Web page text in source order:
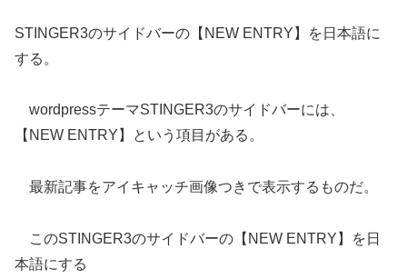
STINGER3のサイドバーの【NEW ENTRY】を日本語に
する。
wordpressテーマSTINGER3のサイドバーには、
【NEW ENTRY】という項目がある。
最新記事をアイキャッチ画像つきで表示するものだ。
このSTINGER3のサイドバーの【NEW ENTRY】を日
本語にする